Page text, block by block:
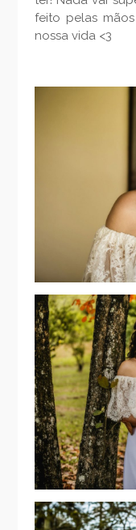
feito pelas
nossa vida <3